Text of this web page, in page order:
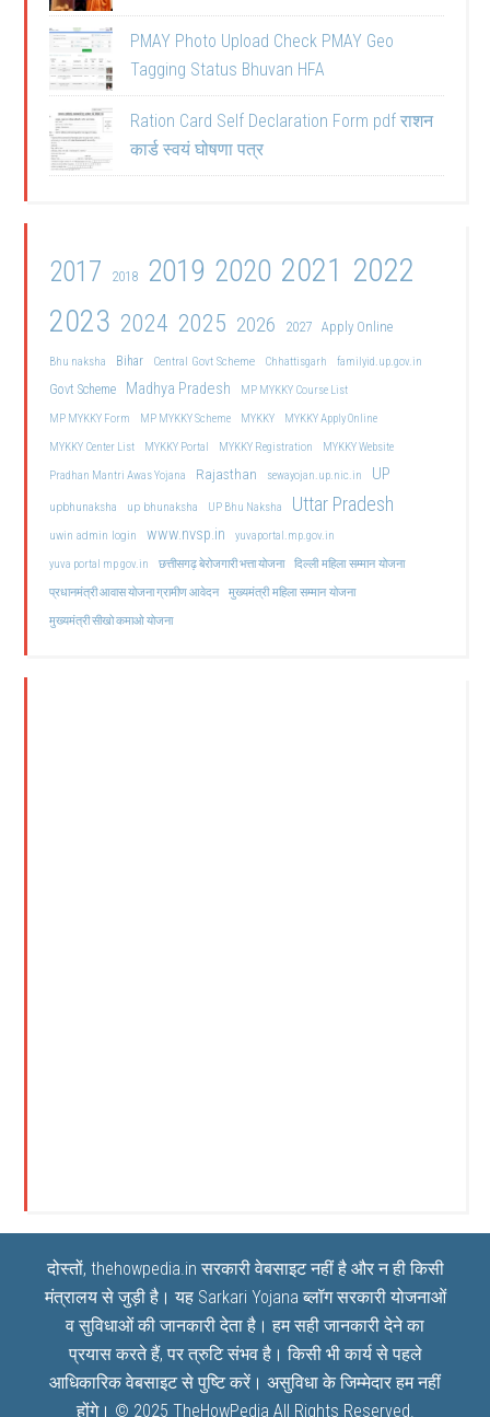
PMAY Photo Upload Check PMAY Geo
Tagging Status Bhuvan HFA
Ration Card Self Declaration Form pdf राशन
कार्ड स्वयं घोषणा पत्र
2017 2018 2019 2020 2021 2022
2023 2024 2025 2026 2027 Apply Online
Bhu naksha Bihar Central Govt Scheme Chhattisgarh familyid.up.gov.in
Govt Scheme Madhya Pradesh
MP MYKKY Course List
MP MYKKY Form
MP MYKKY Scheme MYKKY
MYKKY Apply Online
MYKKY Center List
MYKKY Portal MYKKY Registration
MYKKY Website
Pradhan Mantri Awas Yojana
Rajasthan sewayojan.up.nic.in UP
upbhunaksha up bhunaksha UP Bhu Naksha Uttar Pradesh
uwin admin login www.nvsp.in
yuvaportal.mp.gov.in
yuva portal mp gov.in
छत्तीसगढ़ बेरोजगारी भत्ता योजना दिल्ली महिला सम्मान योजना
प्रधानमंत्री आवास योजना ग्रामीण आवेदन मुख्यमंत्री महिला सम्मान योजना
मुख्यमंत्री सीखो कमाओ योजना
दोस्तों, thehowpedia.in सरकारी वेबसाइट नहीं है और न ही किसी
मंत्रालय से जुड़ी है। यह Sarkari Yojana ब्लॉग सरकारी योजनाओं
व सुविधाओं की जानकारी देता है। हम सही जानकारी देने का
प्रयास करते हैं, पर त्रुटि संभव है। किसी भी कार्य से पहले
आधिकारिक वेबसाइट से पुष्टि करें। असुविधा के जिम्मेदार हम नहीं
होंगे। © 2025 TheHowPedia All Rights Reserved.